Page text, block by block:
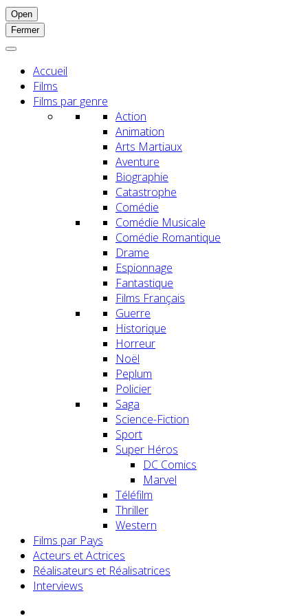
Open
Fermer
Accueil
Films
Films par genre
Action
Animation
Arts Martiaux
Aventure
Biographie
Catastrophe
Comédie
Comédie Musicale
Comédie Romantique
Drame
Espionnage
Fantastique
Films Français
Guerre
Historique
Horreur
Noël
Peplum
Policier
Saga
Science-Fiction
Sport
Super Héros
DC Comics
Marvel
Téléfilm
Thriller
Western
Films par Pays
Acteurs et Actrices
Réalisateurs et Réalisatrices
Interviews